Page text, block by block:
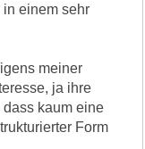
einem sehr
meiner
ja ihre
kaum eine
Form